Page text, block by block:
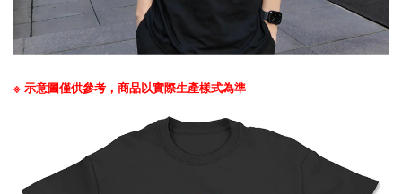
※ 示意圖僅供參考，商品以實際生產樣式為準